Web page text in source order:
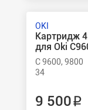
OKI
Картридж
для Oki
C 9600, 9800
34
9 500 ₽